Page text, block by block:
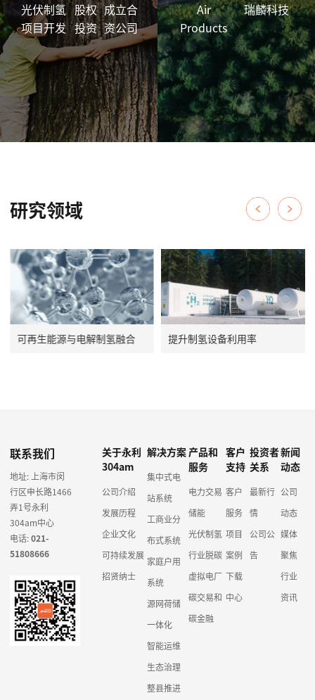
光伏制氢
项目开发
股权
投资
成立合
资公司
Air
Products
瑞麟科技
研究领域
可再生能源与电解制氢融合 提升制氢设备利用率
联系我们
地址: 上海市闵
行区申长路1466
弄1号永利
304am中心
电话:021-
51808666
关于永利
304am
公司介绍
发展历程
企业文化
可持续发展
招贤纳士
解决方案
集中式电
站系统
工商业分
布式系统
家庭户用
系统
源网荷储
一体化
智能运维
生态治理
整县推进
产品和
服务
电力交易
储能
光伏制氢
行业脱碳
虚拟电厂
碳交易和
碳金融
客户
支持
客户
服务
项目
案例
下载
中心
投资者
关系
最新行
情
公司公
告
新闻
动态
公司
动态
媒体
聚焦
行业
资讯